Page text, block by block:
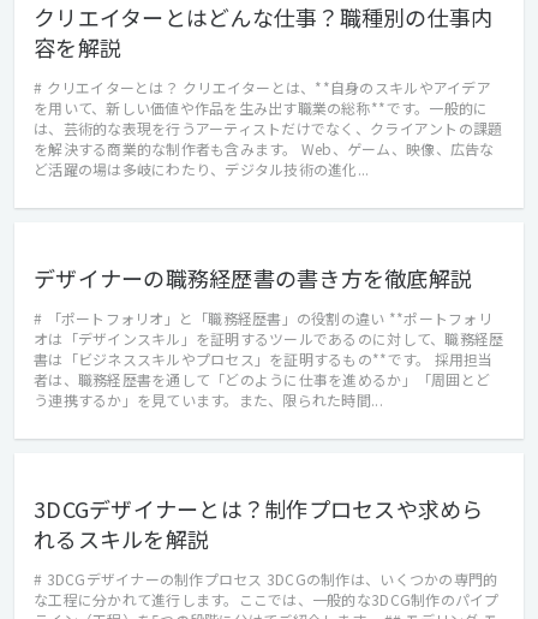
クリエイターとはどんな仕事？職種別の仕事内
容を解説
# クリエイターとは？ クリエイターとは、**自身のスキルやアイデア
を用いて、新しい価値や作品を生み出す職業の総称**です。一般的に
は、芸術的な表現を行うアーティストだけでなく、クライアントの課題
を解決する商業的な制作者も含みます。 Web、ゲーム、映像、広告な
ど活躍の場は多岐にわたり、デジタル技術の進化...
デザイナーの職務経歴書の書き方を徹底解説
# 「ポートフォリオ」と「職務経歴書」の役割の違い **ポートフォリ
オは「デザインスキル」を証明するツールであるのに対して、職務経歴
書は「ビジネススキルやプロセス」を証明するもの**です。 採用担当
者は、職務経歴書を通して「どのように仕事を進めるか」「周囲とど
う連携するか」を見ています。また、限られた時間...
3DCGデザイナーとは？制作プロセスや求めら
れるスキルを解説
# 3DCGデザイナーの制作プロセス 3DCGの制作は、いくつかの専門的
な工程に分かれて進行します。ここでは、一般的な3DCG制作のパイプ